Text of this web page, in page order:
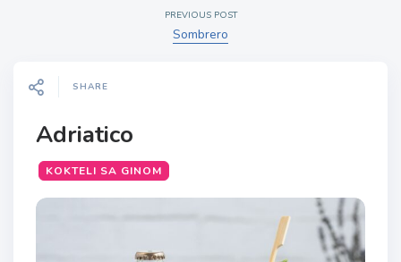
PREVIOUS POST
Sombrero
SHARE
Adriatico
KOKTELI SA GINOM